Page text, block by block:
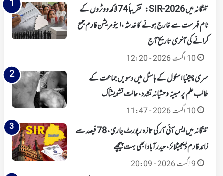
تلنگانہ میں SIR-2026: تقریباً 74 لاکھ ووٹروں کے
نام فہرست سے خارج ہونے کا خدشہ، اینومریشن فارم جمع
کرانے کی آخری تاریخ آج
10 اگست 2026 - 12:20
سری چیتنیا اسکول کے ہاسٹل میں دسویں جماعت کے
طالب علم پر مبینہ وحشیانہ تشدد، حالت تشویشناک
10 اگست 2026 - 11:47
تلنگانہ میں ایس آئی آر کی تازہ رپورٹ جاری، 78 فیصد سے
زائد فارم ڈیجیٹلائز، حیدرآباد ابھی بہت پیچھے
9 اگست 2026 - 20:09